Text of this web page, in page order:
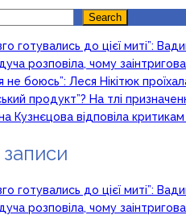
Search
готувались до цієї миті”:
розповіла, чому
не боюсь”: Леся Нікітюк
продукт”? На тлі
Кузнєцова відповіла
готувались до цієї миті”:
розповіла, чому